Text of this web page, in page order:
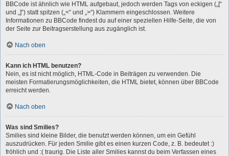
BBCode ist ähnlich wie HTML aufgebaut, jedoch werden Tags von eckigen („[“
und „]“) statt spitzen („<“ und „>“) Klammern eingeschlossen. Weitere
Informationen zu BBCode findest du auf einer speziellen Hilfe-Seite, die von
der Seite zur Beitragserstellung aus zugänglich ist.
Nach oben
Kann ich HTML benutzen?
Nein, es ist nicht möglich, HTML-Code in Beiträgen zu verwenden. Die
meisten Formatierungsmöglichkeiten, die HTML bietet, können über BBCode
erreicht werden.
Nach oben
Was sind Smilies?
Smilies sind kleine Bilder, die benutzt werden können, um ein Gefühl
auszudrücken. Für jeden Smilie gibt es einen kurzen Code, z. B. bedeutet :)
fröhlich und :( traurig. Die Liste aller Smilies kannst du beim Verfassen eines